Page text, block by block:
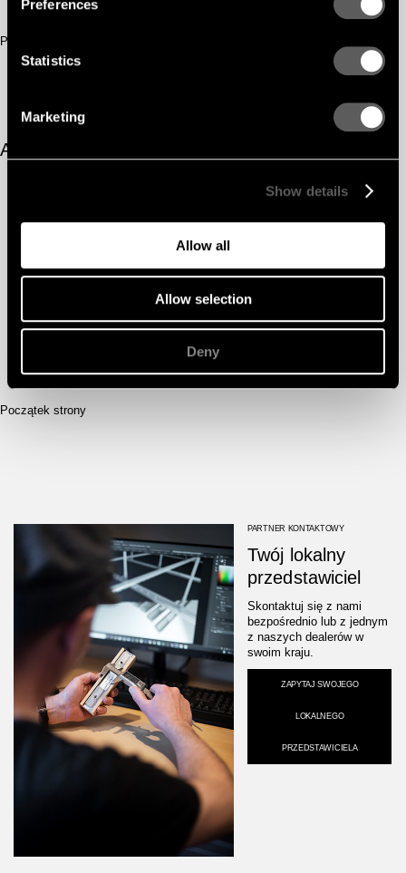
Preferences
Statistics
Marketing
Show details
Allow all
Allow selection
Deny
Początek strony
Akustyka
+
czasem?
Czy obróbka powierzchni zamyka otwory Gustafs Nano?
W jaki sposób Gustafs Nano może mieć taką samą
absorpcję dźwięku jak perforacja z dużymi otworami?
Dlaczego potrzebuję izolacji za rozwiązaniami akustycznymi
Czy głębokość żeber wpływa na pochłanianie dźwięku?
+
Czy powierzchnia i obróbka powierzchni mają wpływ na
Początek strony
PARTNER KONTAKTOWY
Twój lokalny
przedstawiciel
Skontaktuj się z nami
bezpośrednio lub z jednym
z naszych dealerów w
swoim kraju.
ZAPYTAJ SWOJEGO
LOKALNEGO
PRZEDSTAWICIELA